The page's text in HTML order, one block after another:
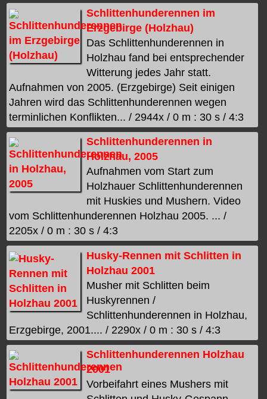
Schlittenhunderennen im
Erzgebirge (Holzhau)
Das Schlittenhunderennen in
Holzhau fand bei entsprechender
Witterung jedes Jahr statt.
Aufnahmen von 2005. (Erzgebirge) Seit einigen
Jahren wird das Schlittenhunderennen wegen
terminlichen Konflikten... / 2944x / 0 m : 30 s / 4:3
Schlittenhunderennen in
Holzhau, 2005
Aufnahmen vom Start zum
Holzhauer Schlittenhunderennen
mit Huskies und Mushern. Video
vom Schlittenhunderennen Holzhau 2005. ... /
2205x / 0 m : 30 s / 4:3
Husky-Rennen mit Schlitten in
Holzhau 2001
Musher mit Schlitten beim
Huskyrennen /
Schlittenhunderennen in Holzhau,
Erzgebirge, 2001.... / 2290x / 0 m : 30 s / 4:3
Schlittenhunderennen Holzhau
2001
Vorbeifahrt eines Mushers mit